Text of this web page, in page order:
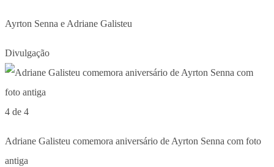
Ayrton Senna e Adriane Galisteu
Divulgação
4 de 4
Adriane Galisteu comemora aniversário de Ayrton Senna com foto
antiga